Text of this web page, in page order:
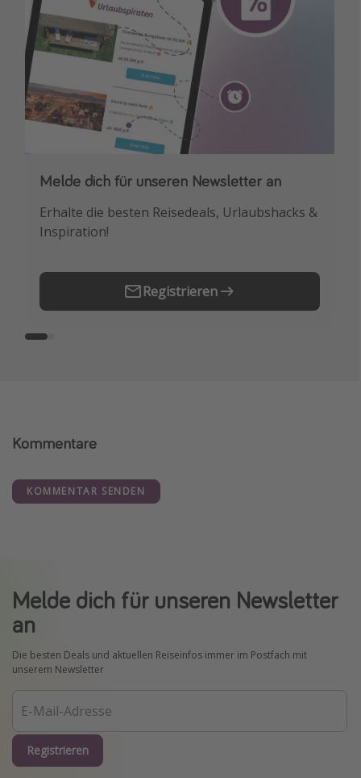
Melde dich für unseren Newsletter an
Erhalte die besten Reisedeals, Urlaubshacks &
Inspiration!
Registrieren
Downloade unsere App
Buche die besten Reiseschnäppchen als
Erstes.
Kommentare
KOMMENTAR SENDEN
Melde dich für unseren Newsletter
an
Die besten Deals und aktuellen Reiseinfos immer im Postfach mit
unserem Newsletter
Registrieren